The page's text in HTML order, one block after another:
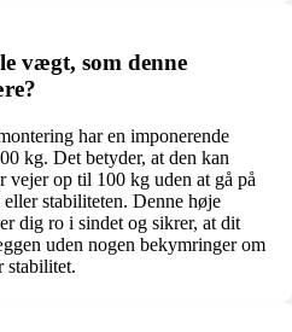
vægt, som denne
har en imponerende
kg. Det betyder, at den kan
vejer op til 100 kg uden at gå på
stabiliteten. Denne høje
dig ro i sindet og sikrer, at dit
uden nogen bekymringer om
stabilitet.